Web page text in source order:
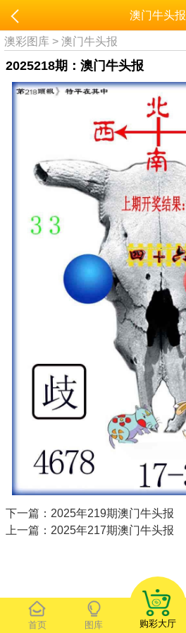
首页 图库 购彩大厅
澳门牛头报
澳彩图库 >澳门牛头报
2025218期：澳门牛头报
下一篇：2025年219期澳门牛头报
上一篇：2025年217期澳门牛头报